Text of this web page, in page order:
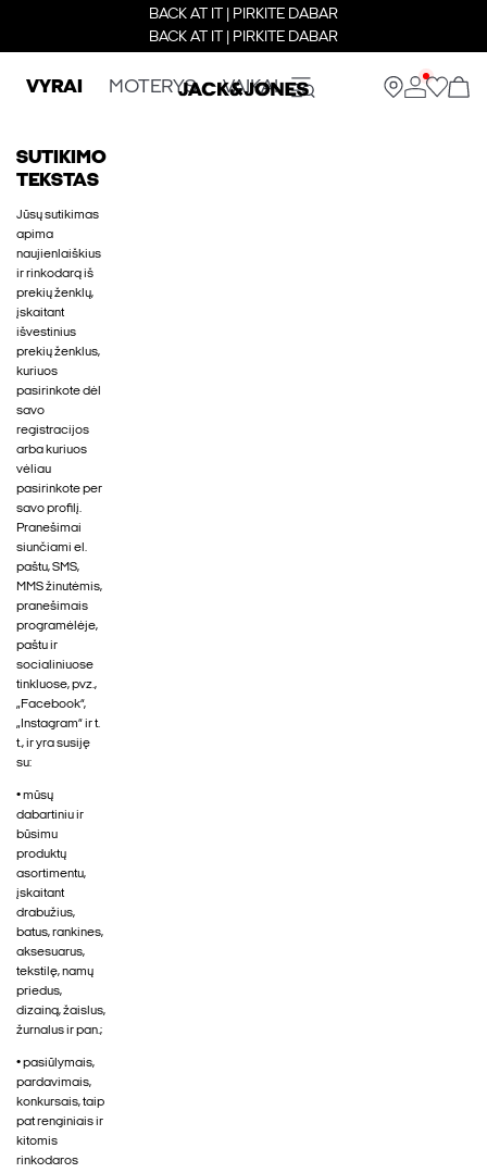
BACK AT IT | PIRKITE DABAR
BACK AT IT | PIRKITE DABAR
VYRAI MOTERYS VAIKAI
SUTIKIMO
TEKSTAS
Jūsų sutikimas
apima
naujienlaiškius
ir rinkodarą iš
prekių ženklų,
įskaitant
išvestinius
prekių ženklus,
kuriuos
pasirinkote dėl
savo
registracijos
arba kuriuos
vėliau
pasirinkote per
savo profilį.
Pranešimai
siunčiami el.
paštu, SMS,
MMS žinutėmis,
pranešimais
programėlėje,
paštu ir
socialiniuose
tinkluose, pvz.,
„Facebook“,
„Instagram“ ir t.
t., ir yra susiję
su:
• mūsų
dabartiniu ir
būsimu
produktų
asortimentu,
įskaitant
drabužius,
batus, rankines,
aksesuarus,
tekstilę, namų
priedus,
dizainą, žaislus,
žurnalus ir pan.;
• pasiūlymais,
pardavimais,
konkursais, taip
pat renginiais ir
kitomis
rinkodaros